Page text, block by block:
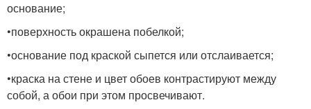
основание;
•поверхность окрашена побелкой;
•основание под краской сыпется или отслаивается;
•краска на стене и цвет обоев контрастируют между
собой, а обои при этом просвечивают.